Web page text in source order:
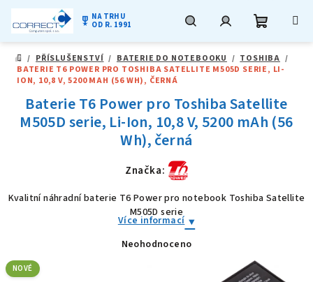
obsah
military_tech NA TRHU
OD R. 1991
DOMŮ
/ PŘÍSLUŠENSTVÍ / BATERIE DO NOTEBOOKU / TOSHIBA /
BATERIE T6 POWER PRO TOSHIBA SATELLITE M505D SERIE, LI-
ION, 10,8 V, 5200 MAH (56 WH), ČERNÁ
Baterie T6 Power pro Toshiba Satellite
M505D serie, Li-Ion, 10,8 V, 5200 mAh (56
Wh), černá
Značka:
Kvalitní náhradní baterie T6 Power pro notebook Toshiba Satellite
M505D serie
Více informací
Průměrné
Neohodnoceno
NOVÉ